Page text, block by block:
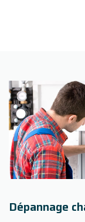
Dépannage